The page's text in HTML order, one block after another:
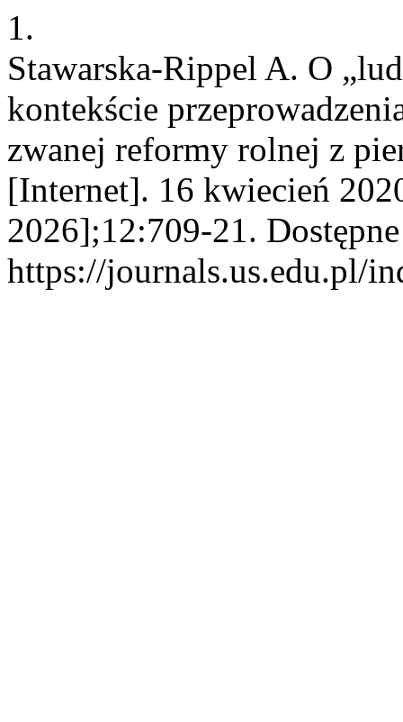
1.
Stawarska-Rippel A. O
kontekście
zwanej reformy rolnej z
[Internet]. 16 kwiecień
2026];12:709-21.
https://journals.us.edu.pl/